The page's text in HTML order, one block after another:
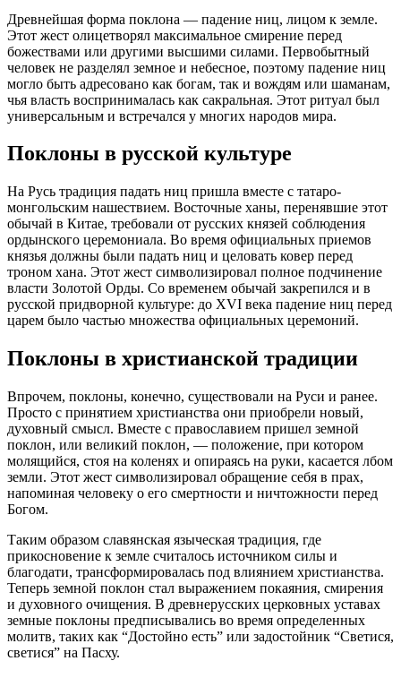
Древнейшая форма поклона — падение ниц, лицом к земле.
Этот жест олицетворял максимальное смирение перед
божествами или другими высшими силами. Первобытный
человек не разделял земное и небесное, поэтому падение ниц
могло быть адресовано как богам, так и вождям или шаманам,
чья власть воспринималась как сакральная. Этот ритуал был
универсальным и встречался у многих народов мира.
Поклоны в русской культуре
На Русь традиция падать ниц пришла вместе с татаро-
монгольским нашествием. Восточные ханы, перенявшие этот
обычай в Китае, требовали от русских князей соблюдения
ордынского церемониала. Во время официальных приемов
князья должны были падать ниц и целовать ковер перед
троном хана. Этот жест символизировал полное подчинение
власти Золотой Орды. Со временем обычай закрепился и в
русской придворной культуре: до XVI века падение ниц перед
царем было частью множества официальных церемоний.
Поклоны в христианской традиции
Впрочем, поклоны, конечно, существовали на Руси и ранее.
Просто с принятием христианства они приобрели новый,
духовный смысл. Вместе с православием пришел земной
поклон, или великий поклон, — положение, при котором
молящийся, стоя на коленях и опираясь на руки, касается лбом
земли. Этот жест символизировал обращение себя в прах,
напоминая человеку о его смертности и ничтожности перед
Богом.
Таким образом славянская языческая традиция, где
прикосновение к земле считалось источником силы и
благодати, трансформировалась под влиянием христианства.
Теперь земной поклон стал выражением покаяния, смирения
и духовного очищения. В древнерусских церковных уставах
земные поклоны предписывались во время определенных
молитв, таких как “Достойно есть” или задостойник “Светися,
светися” на Пасху.